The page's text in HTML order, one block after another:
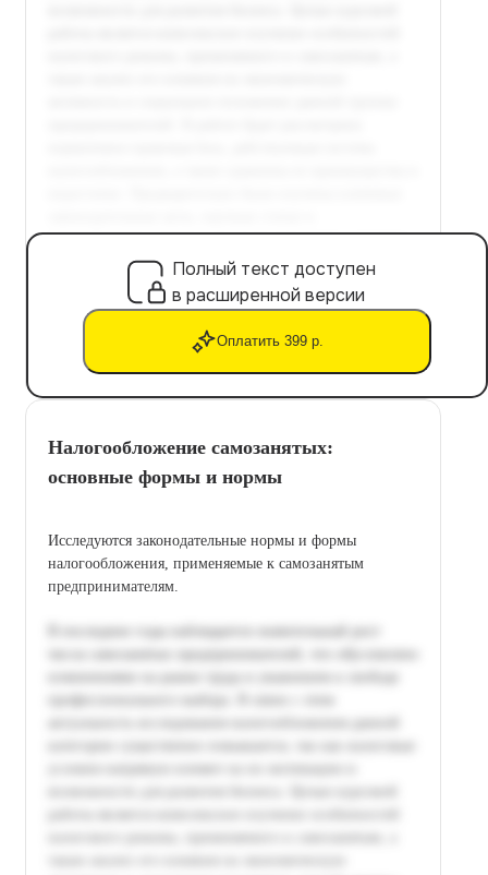
Полный текст доступен
в расширенной версии
Оплатить 399 р.
Налогообложение самозанятых:
основные формы и нормы
Исследуются законодательные нормы и формы
налогообложения, применяемые к самозанятым
предпринимателям.